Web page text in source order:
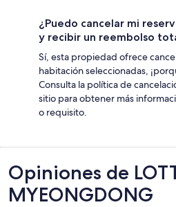
¿Puedo cancelar mi
y recibir un reembolso
Sí, esta propiedad ofrece
habitación seleccionadas,
Consulta la política de
sitio para obtener más
o requisito.
Opiniones
Opiniones de
MYEONGDONG